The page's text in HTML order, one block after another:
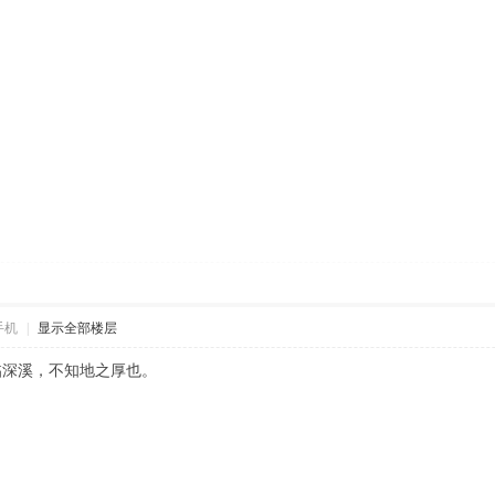
机 显示全部楼层
溪，不知地之厚也。